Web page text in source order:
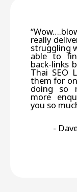
really
struggling
able to
back-links
Thai SEO
them for
doing so
more
you so
-